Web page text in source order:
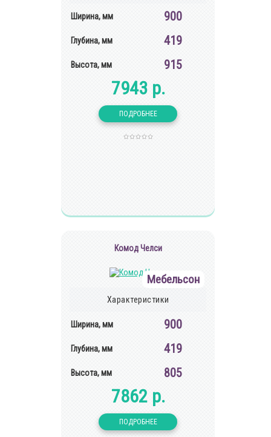
Ширина, мм 900
Глубина, мм 419
Высота, мм 915
7943 р.
Комод Челси
Мебельсон
Характеристики
Ширина, мм 900
Глубина, мм 419
Высота, мм 805
7862 р.